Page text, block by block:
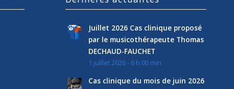
Juillet 2026 Cas clinique proposé
par le musicothérapeute Thomas
DECHAUD-FAUCHET
1 juillet 2026 - 6 h 00 min
Cas clinique du mois de juin 2026